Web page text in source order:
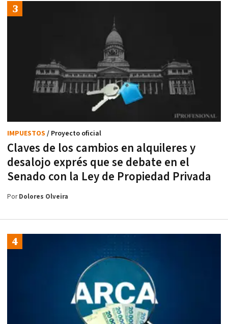
Claves de los cambios en alquileres y
desalojo exprés que se debate en el
Senado con la Ley de Propiedad Privada
IMPUESTOS / Proyecto oficial
PorDolores Olveira